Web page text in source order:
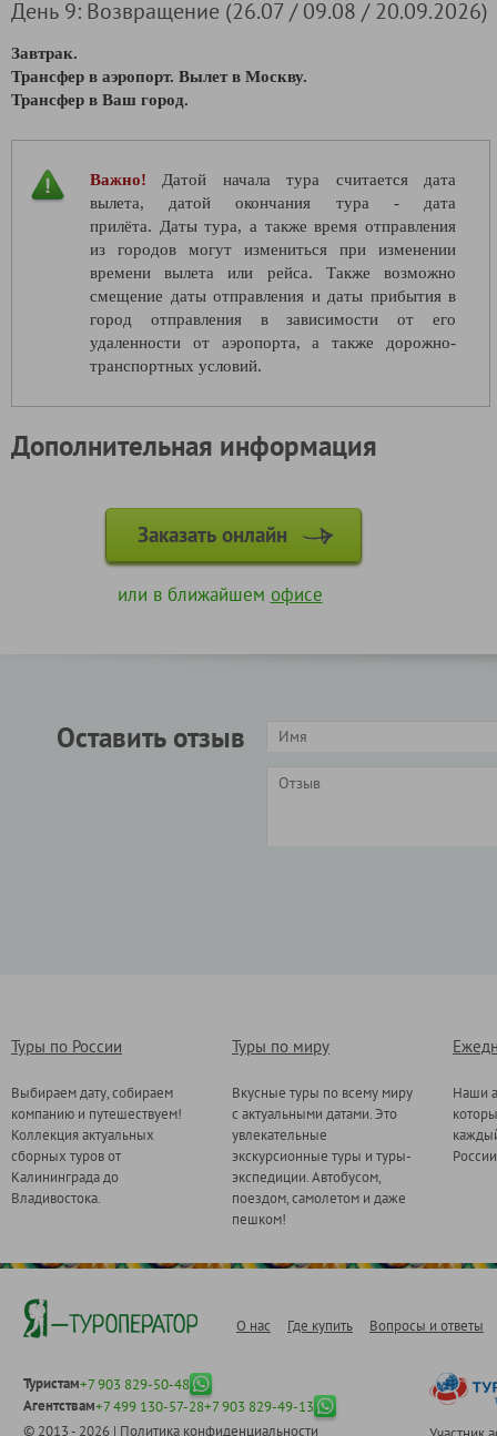
День 9: Возвращение (26.07 / 09.08 / 20.09.2026)
Завтрак.
Трансфер в аэропорт. Вылет в Москву.
Трансфер в Ваш город.
Важно!
Датой начала тура считается дата
вылета, датой окончания тура - дата
прилёта. Даты тура, а также время отправления
из городов могут измениться при изменении
времени вылета или рейса. Также возможно
смещение даты отправления и даты прибытия в
город отправления в зависимости от его
удаленности от аэропорта, а также дорожно-
транспортных условий.
Дополнительная информация
Заказать онлайн
или в ближайшем офисе
Оставить отзыв
Туры по России
Выбираем дату, собираем
компанию и путешествуем!
Коллекция актуальных
сборных туров от
Калининграда до
Владивостока.
Туры по миру
Вкусные туры по всему миру
с актуальными датами. Это
увлекательные
экскурсионные туры и туры-
экспедиции. Автобусом,
поездом, самолетом и даже
пешком!
Наши
О нас Где купить Вопросы и ответы
Туристам+7 903 829-50-48
Агентствам+7 499 130-57-28+7 903 829-49-13
© 2013 - 2026 | Политика конфиденциальности